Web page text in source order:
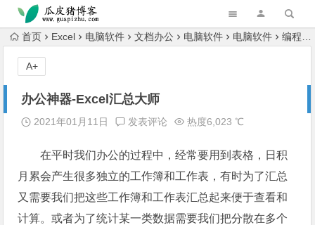
跳转到主内容
首页 Excel 电脑软件 文档办公 电脑软件 电脑软件 编程开发
办公神器-Excel汇总大师
2021年01月11日 发表评论 热度6,023 ℃
在平时我们办公的过程中，经常要用到表格，日积
月累会产生很多独立的工作簿和工作表，有时为了汇总
又需要我们把这些工作簿和工作表汇总起来便于查看和
计算。或者为了统计某一类数据需要我们把分散在多个
A+